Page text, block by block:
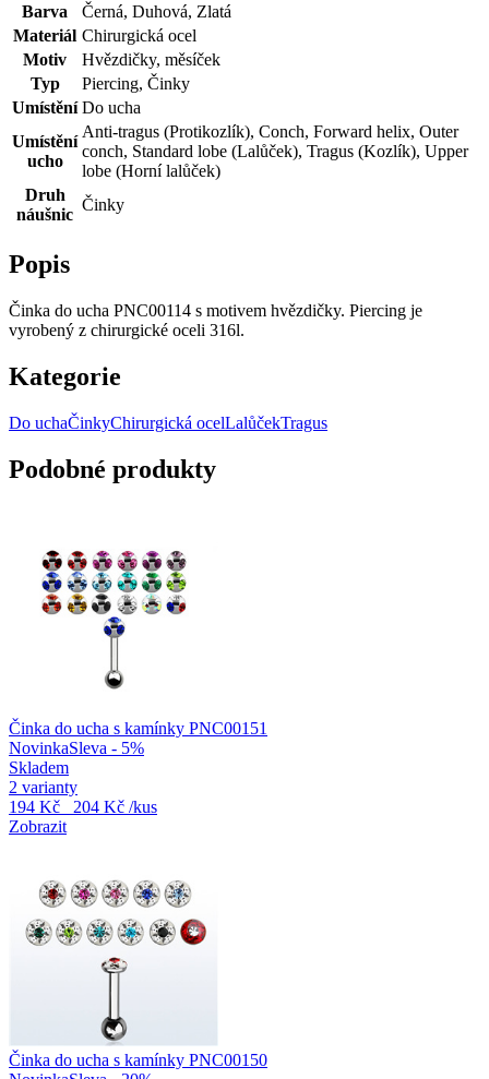
Barva
Černá, Duhová, Zlatá
Materiál Chirurgická ocel
Motiv
Hvězdičky, měsíček
Typ
Piercing, Činky
Umístění Do ucha
Umístění
ucho
Anti-tragus (Protikozlík), Conch, Forward helix, Outer
conch, Standard lobe (Lalůček), Tragus (Kozlík), Upper
lobe (Horní lalůček)
Druh
náušnic
Činky
Popis
Činka do ucha PNC00114 s motivem hvězdičky. Piercing je
vyrobený z chirurgické oceli 316l.
Kategorie
Do uchaČinkyChirurgická ocelLalůčekTragus
Podobné produkty
Činka do ucha s kamínky PNC00151
NovinkaSleva - 5%
Skladem
2 varianty
194 Kč
204 Kč /kus
Zobrazit
Činka do ucha s kamínky PNC00150